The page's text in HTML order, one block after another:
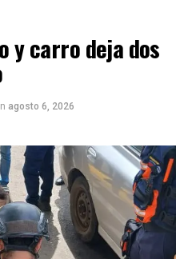
y carro deja dos
agosto 6, 2026